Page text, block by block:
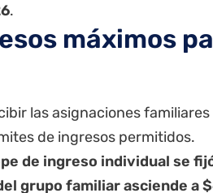
.
máximos
las asignaciones familiares
de ingresos permitidos.
de ingreso individual se
grupo familiar asciende a